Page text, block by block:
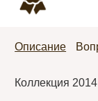
Описание
Коллекция